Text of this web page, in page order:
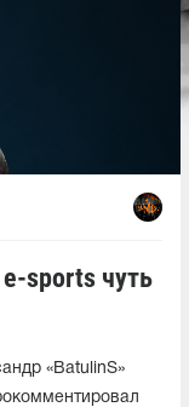
e-sports чуть
«BatulinS»